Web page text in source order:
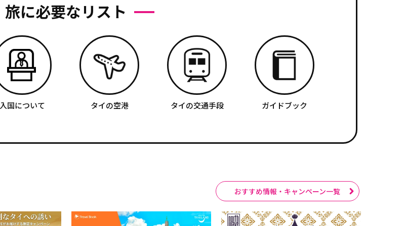
旅に必要なリスト
入国について タイの空港 タイの交通手段 ガイドブック
おすすめ情報・キャンペーン一覧